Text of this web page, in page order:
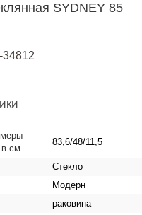
SYDNEY 85
34812
см
83,6/48/11,5
Стекло
Модерн
раковина